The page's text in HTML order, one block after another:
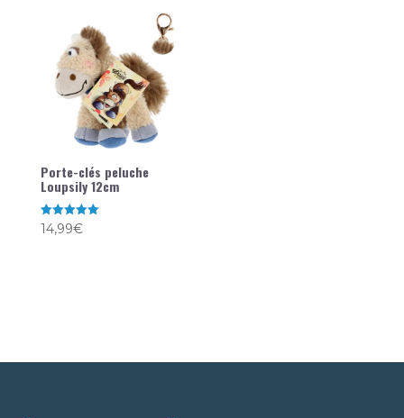
Porte-clés peluche
Loupsily 12cm
Note
5.00
14,99€